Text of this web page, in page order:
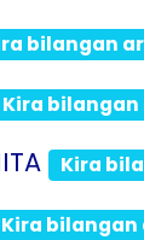
bilangan
Kira bilangan
Kira
Kira bilangan